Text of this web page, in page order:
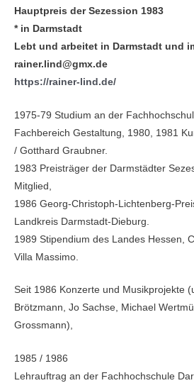
Hauptpreis der Sezession 1983
* in Darmstadt
Lebt und arbeitet in Darmstadt und
rainer.lind@gmx.de
https://rainer-lind.de/
1975-79 Studium an der
Fachbereich Gestaltung, 1980, 1981
/ Gotthard Graubner.
1983 Preisträger der Darmstädter
Mitglied,
1986 Georg-Christoph-Lichten­berg-
Landkreis Darmstadt­-Dieburg.
1989 Stipendium des Landes Hessen,
Villa Massimo.
Seit 1986 Konzerte und Musikprojekte
Brötzmann, Jo Sachse, Michael
Grossmann),
1985 / 1986
Lehrauf­trag an der Fachhochschule